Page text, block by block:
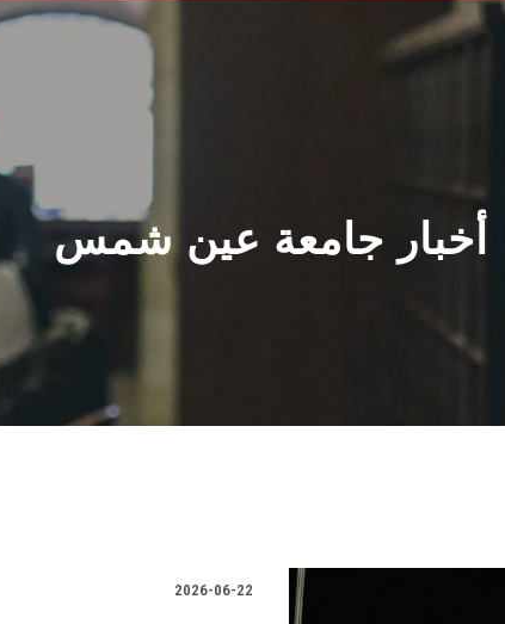
أخبار جامعة عين شمس
2026-06-22